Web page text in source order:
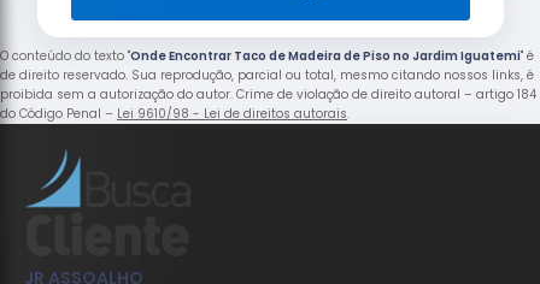
O conteúdo do texto "Onde Encontrar Taco de Madeira de Piso no Jardim Iguatemi" é
de direito reservado. Sua reprodução, parcial ou total, mesmo citando nossos links, é
proibida sem a autorização do autor. Crime de violação de direito autoral – artigo 184
do Código Penal – Lei 9610/98 - Lei de direitos autorais.
JR ASSOALHO